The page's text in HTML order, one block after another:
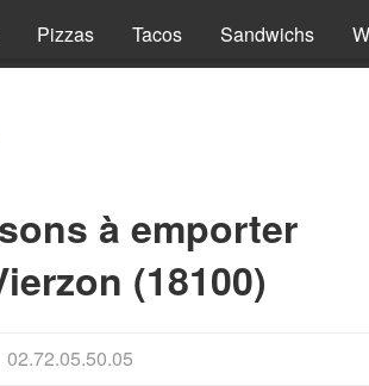
Pizzas Tacos Sandwichs
à emporter
(18100)
02.72.05.50.05